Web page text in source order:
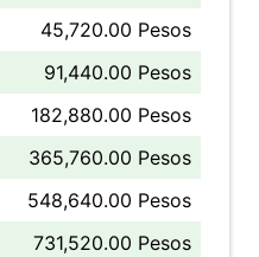
45,720.00 Pesos
91,440.00 Pesos
182,880.00 Pesos
365,760.00 Pesos
548,640.00 Pesos
731,520.00 Pesos